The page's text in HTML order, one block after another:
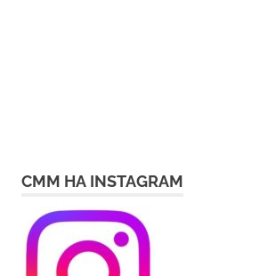
СММ НА INSTAGRAM